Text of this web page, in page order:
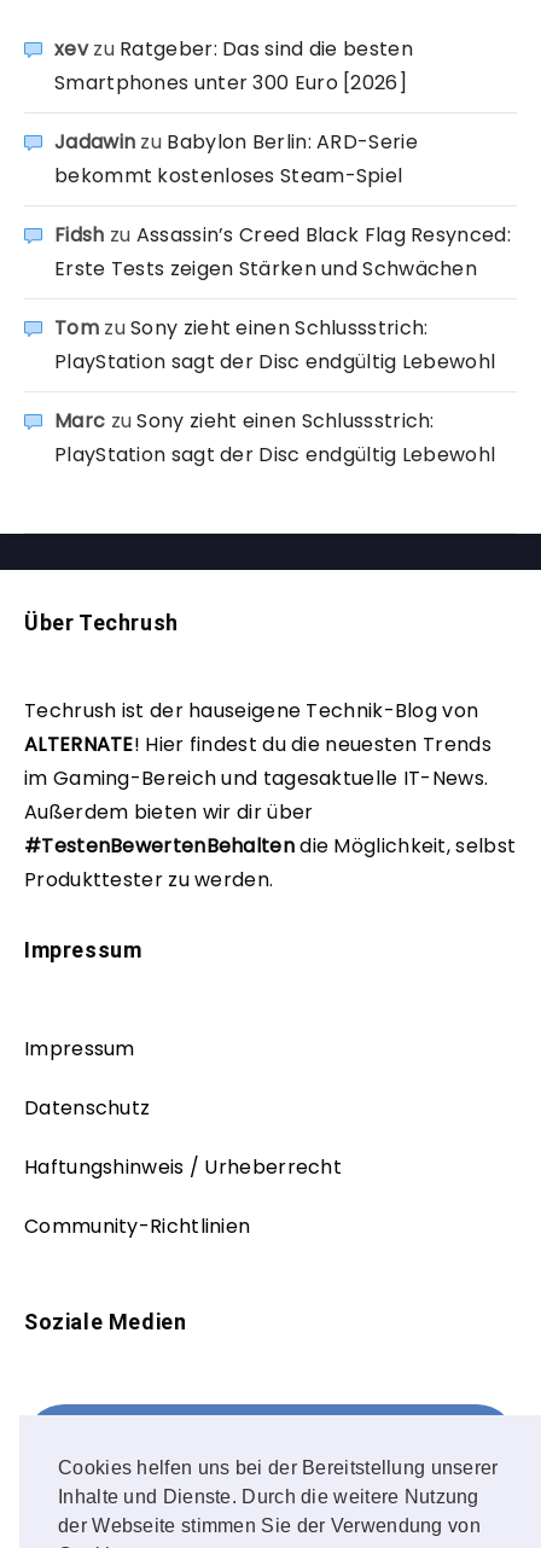
Cookies helfen uns bei der Bereitstellung unserer
Inhalte und Dienste. Durch die weitere Nutzung
der Webseite stimmen Sie der Verwendung von
xevzu Ratgeber: Das sind die besten
Smartphones unter 300 Euro [2026]
Jadawin zu Babylon Berlin: ARD-Serie
bekommt kostenloses Steam-Spiel
Fidsh zu Assassin’s Creed Black Flag Resynced:
Erste Tests zeigen Stärken und Schwächen
TomzuSony zieht einen Schlussstrich:
PlayStation sagt der Disc endgültig Lebewohl
Marc zuSony zieht einen Schlussstrich:
PlayStation sagt der Disc endgültig Lebewohl
Über Techrush
Techrush ist der hauseigene Technik-Blog von
ALTERNATE! Hier findest du die neuesten Trends
im Gaming-Bereich und tagesaktuelle IT-News.
Außerdem bieten wir dir über
#TestenBewertenBehaltendie Möglichkeit, selbst
Produkttester zu werden.
Impressum
Impressum
Datenschutz
Haftungshinweis / Urheberrecht
Community-Richtlinien
Soziale Medien
FOLLOW ME!
Instagram